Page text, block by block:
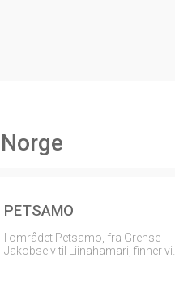
PETSAMO
I området Petsamo, fra Grense
Jakobselv til Liinahamari, finner vi…